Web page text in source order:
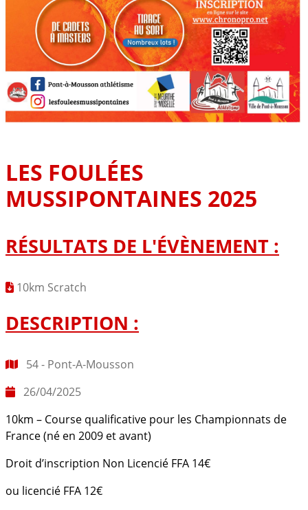
LES FOULÉES
MUSSIPONTAINES 2025
RÉSULTATS DE L'ÉVÈNEMENT :
10km Scratch
DESCRIPTION :
54 - Pont-A-Mousson
26/04/2025
10km – Course qualificative pour les Championnats de
France (né en 2009 et avant)
Droit d’inscription Non Licencié FFA 14€
ou licencié FFA 12€